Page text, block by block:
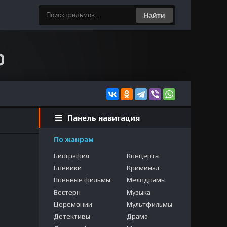
Найти
Панель навигация
По жанрам
Биография
Боевики
Военные фильмы
Вестерн
Церемонии
Детективы
Концерты
Криминал
Мелодрамы
Музыка
Мультфильмы
Драма